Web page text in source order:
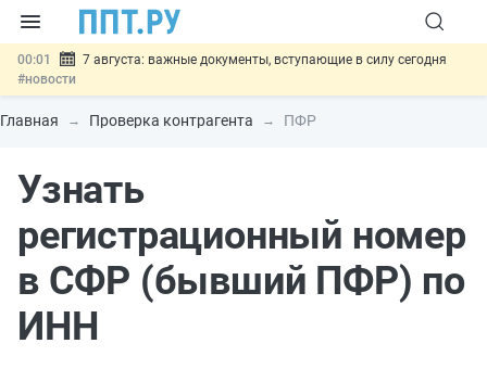
00:01
7 августа: важные документы, вступающие в силу сегодня
#новости
06.08 Минпромторг предложил запретить смешанные лоты
электроники в госзакупках#новости
06.08
сделках: инициатива
Обеспечительный платёж СПОТ могут заменить
банковской гарантией#новости
Главная Проверка контрагента ПФР
Узнать
регистрационный номер
в СФР (бывший ПФР) по
ИНН